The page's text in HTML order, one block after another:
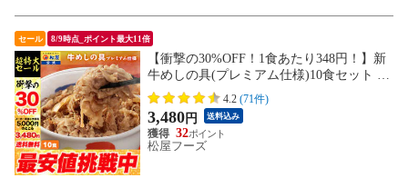
セール 8/9時点_ポイント最大11倍
【衝撃の30%OFF！1食あたり348円！】新
牛めしの具(プレミアム仕様)10食セット 牛
丼の具 1個当たりたっぷり135g 冷凍食品
松屋牛丼 非常食
4.2 (71件)
3,480円 送料込み
32
松屋フーズ